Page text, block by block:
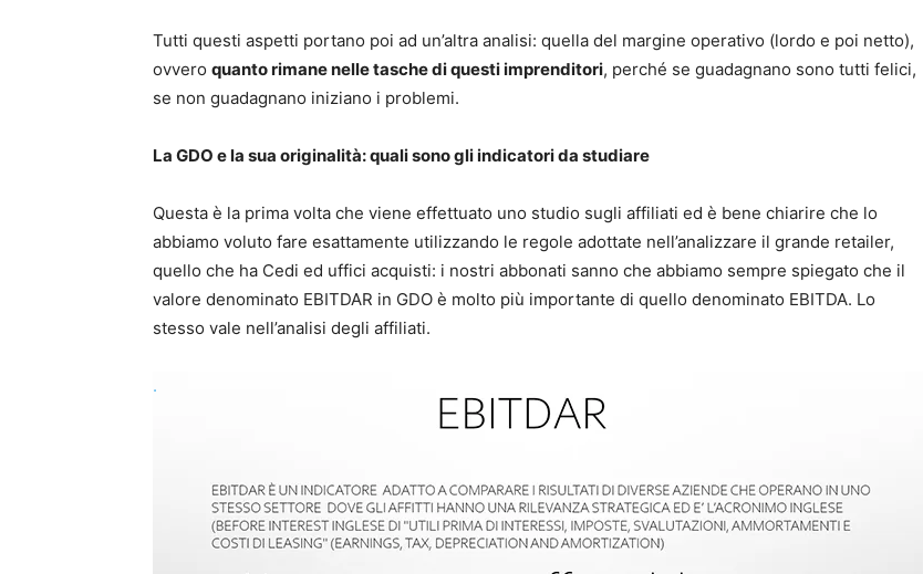
Tutti questi aspetti portano poi ad un’altra analisi: quella del margine operativo (lordo e poi netto),
ovvero quanto rimane nelle tasche di questi imprenditori, perché se guadagnano sono tutti felici,
se non guadagnano iniziano i problemi.
La GDO e la sua originalità: quali sono gli indicatori da studiare
Questa è la prima volta che viene effettuato uno studio sugli affiliati ed è bene chiarire che lo
abbiamo voluto fare esattamente utilizzando le regole adottate nell’analizzare il grande retailer,
quello che ha Cedi ed uffici acquisti: i nostri abbonati sanno che abbiamo sempre spiegato che il
valore denominato EBITDAR in GDO è molto più importante di quello denominato EBITDA. Lo
stesso vale nell’analisi degli affiliati.
.